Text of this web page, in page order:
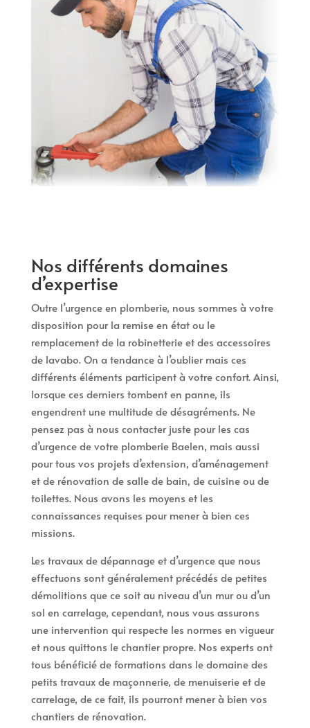
Nos différents domaines
d’expertise
Outre l’urgence en plomberie, nous sommes à votre
disposition pour la remise en état ou le
remplacement de la robinetterie et des accessoires
de lavabo. On a tendance à l’oublier mais ces
différents éléments participent à votre confort. Ainsi,
lorsque ces derniers tombent en panne, ils
engendrent une multitude de désagréments. Ne
pensez pas à nous contacter juste pour les cas
d’urgence de votre plomberie Baelen, mais aussi
pour tous vos projets d’extension, d’aménagement
et de rénovation de salle de bain, de cuisine ou de
toilettes. Nous avons les moyens et les
connaissances requises pour mener à bien ces
missions.
Les travaux de dépannage et d’urgence que nous
effectuons sont généralement précédés de petites
démolitions que ce soit au niveau d’un mur ou d’un
sol en carrelage, cependant, nous vous assurons
une intervention qui respecte les normes en vigueur
et nous quittons le chantier propre. Nos experts ont
tous bénéficié de formations dans le domaine des
petits travaux de maçonnerie, de menuiserie et de
carrelage, de ce fait, ils pourront mener à bien vos
chantiers de rénovation.